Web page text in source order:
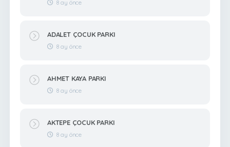
8 ay önce
ADALET ÇOCUK PARKI
8 ay önce
AHMET KAYA PARKI
8 ay önce
AKTEPE ÇOCUK PARKI
8 ay önce